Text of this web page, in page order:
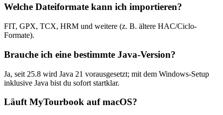
Welche Dateiformate kann ich importieren?
FIT, GPX, TCX, HRM und weitere (z. B. ältere HAC/Ciclo-
Formate).
Brauche ich eine bestimmte Java-Version?
Ja, seit 25.8 wird Java 21 vorausgesetzt; mit dem Windows-Setup
inklusive Java bist du sofort startklar.
Läuft MyTourbook auf macOS?